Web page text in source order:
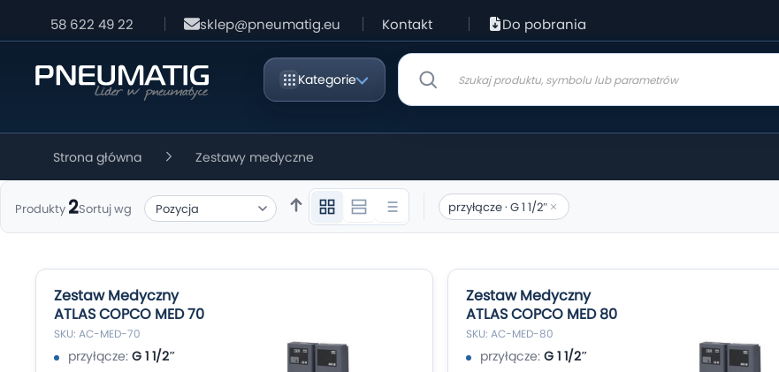
58 622 49 22 sklep@pneumatig.eu Kontakt Do pobrania
Kategorie
Strona główna Zestawy medyczne
Produkty 2Sortuj wg przyłącze · G 1 1/2″
Zestaw Medyczny
ATLAS COPCO MED 70
SKU: AC-MED-70
przyłącze: G 1 1/2″
Zestaw Medyczny
ATLAS COPCO MED 80
SKU: AC-MED-80
przyłącze: G 1 1/2″